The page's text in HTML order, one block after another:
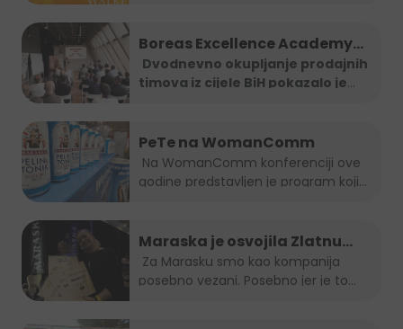
Boreas Excellence Academy
2025
Dvodnevno okupljanje prodajnih
timova iz cijele BiH pokazalo je...
PeTe na WomanComm
godine predstavljen je program koji
Maraska je osvojila Zlatnu
plaketu, opet!
posebno vezani. Posebno jer je to...